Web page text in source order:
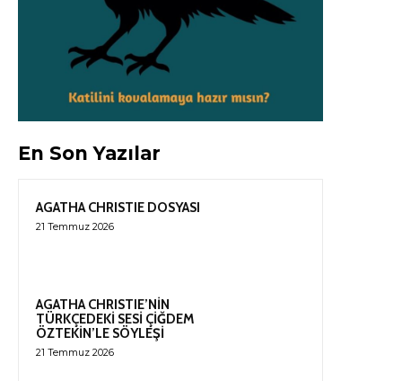
En Son Yazılar
AGATHA CHRISTIE DOSYASI
21 Temmuz 2026
AGATHA CHRISTIE’NİN
TÜRKÇEDEKİ SESİ ÇİĞDEM
ÖZTEKİN’LE SÖYLEŞİ
21 Temmuz 2026